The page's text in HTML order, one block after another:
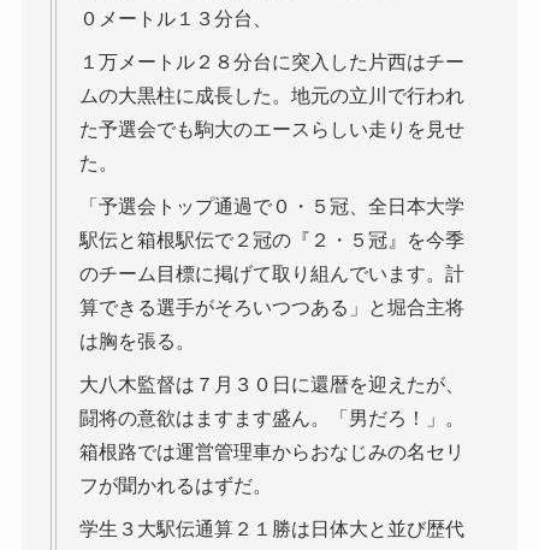
０メートル１３分台、
１万メートル２８分台に突入した片西はチー
ムの大黒柱に成長した。地元の立川で行われ
た予選会でも駒大のエースらしい走りを見せ
た。
「予選会トップ通過で０・５冠、全日本大学
駅伝と箱根駅伝で２冠の『２・５冠』を今季
のチーム目標に掲げて取り組んでいます。計
算できる選手がそろいつつある」と堀合主将
は胸を張る。
大八木監督は７月３０日に還暦を迎えたが、
闘将の意欲はますます盛ん。「男だろ！」。
箱根路では運営管理車からおなじみの名セリ
フが聞かれるはずだ。
学生３大駅伝通算２１勝は日体大と並び歴代